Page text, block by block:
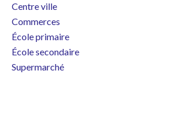
Centre ville
Commerces
École primaire
École secondaire
Supermarché